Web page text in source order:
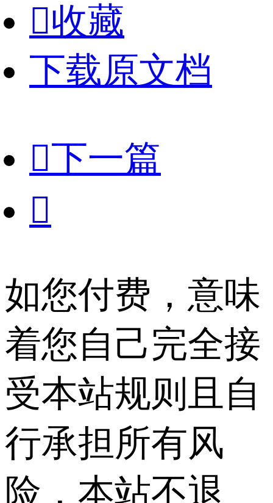
收藏
下载原文档
下一篇

如您付费，意味
着您自己完全接
受本站规则且自
行承担所有风
险，本站不退